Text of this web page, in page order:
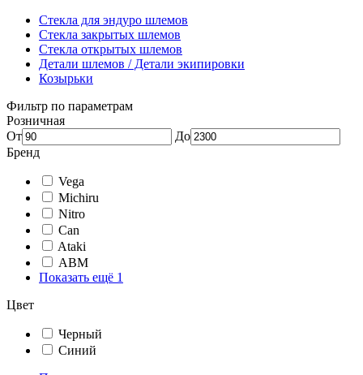
Стекла для эндуро шлемов
Стекла закрытых шлемов
Стекла открытых шлемов
Детали шлемов / Детали экипировки
Козырьки
Фильтр по параметрам
Розничная
От
До
Бренд
Vega
Michiru
Nitro
Can
Ataki
АВМ
Показать ещё 1
Цвет
Черный
Синий